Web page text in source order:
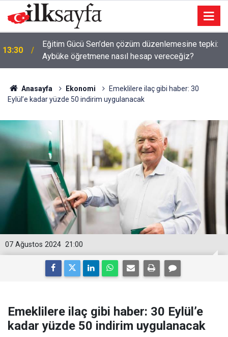
13:26
Adalet Bakanı Gürlek, Uğur Mumcu'nun Ailesiyle
Görüştü
Anasayfa Ekonomi
Emeklilere ilaç gibi haber: 30
Eylül’e kadar yüzde 50 indirim uygulanacak
21:00
07 Ağustos 2024
Emeklilere ilaç gibi haber: 30 Eylül’e
kadar yüzde 50 indirim uygulanacak